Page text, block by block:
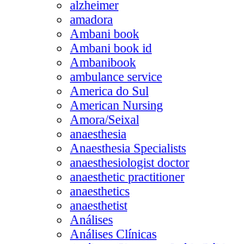
alzheimer
amadora
Ambani book
Ambani book id
Ambanibook
ambulance service
America do Sul
American Nursing
Amora/Seixal
anaesthesia
Anaesthesia Specialists
anaesthesiologist doctor
anaesthetic practitioner
anaesthetics
anaesthetist
Análises
Análises Clínicas